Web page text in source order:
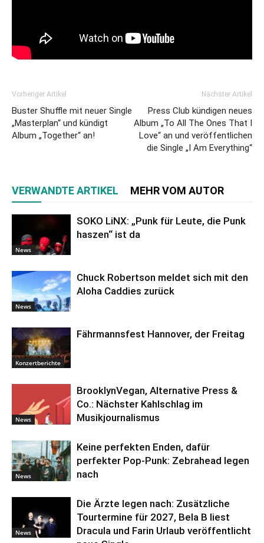
Vorheriger Artikel
Buster Shuffle mit neuer Single
„Masterplan“ und kündigt
Album „Together“ an!
Nächster Artikel
Press Club kündigen neues
Album „To All The Ones That I
Love“ an und veröffentlichen
die Single „I Am Everything“
VERWANDTE ARTIKEL MEHR VOM AUTOR
News
SOKO LiNX: „Punk für Leute, die Punk
haszen“ ist da
News
Chuck Robertson meldet sich mit den
Aloha Caddies zurück
Konzertberichte
Fährmannsfest Hannover, der Freitag
News
BrooklynVegan, Alternative Press &
Co.: Nächster Kahlschlag im
Musikjournalismus
News
Keine perfekten Enden, dafür
perfekter Pop-Punk: Zebrahead legen
nach
News
Die Ärzte legen nach: Zusätzliche
Tourtermine für 2027, Bela B liest
Dracula und Farin Urlaub veröffentlicht